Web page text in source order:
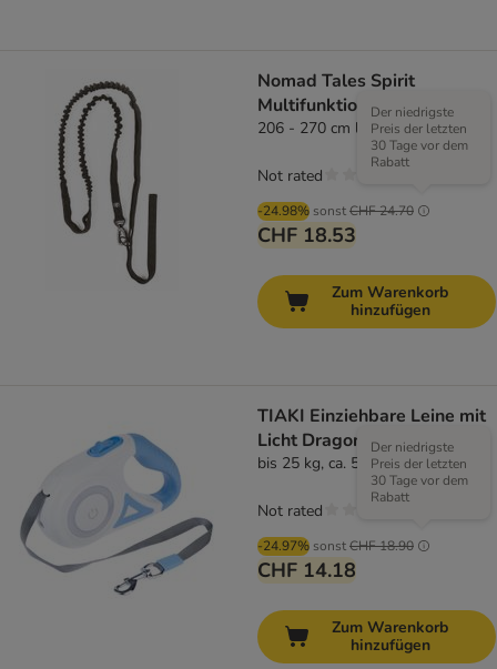
Nomad Tales Spirit
Multifunktionsleine
206 - 270 cm lang, 20 mm breit
-24.98% sonstCHF 24.70
Der niedrigste
Preis der letzten
30 Tage vor dem
Rabatt
CHF 18.53
Not rated
Zum Warenkorb
hinzufügen
TIAKI Einziehbare Leine mit
Licht Dragonfly, 5 m
bis 25 kg, ca. 5 m
-24.97% sonstCHF 18.90
Der niedrigste
Preis der letzten
30 Tage vor dem
Rabatt
CHF 14.18
Not rated
Zum Warenkorb
hinzufügen